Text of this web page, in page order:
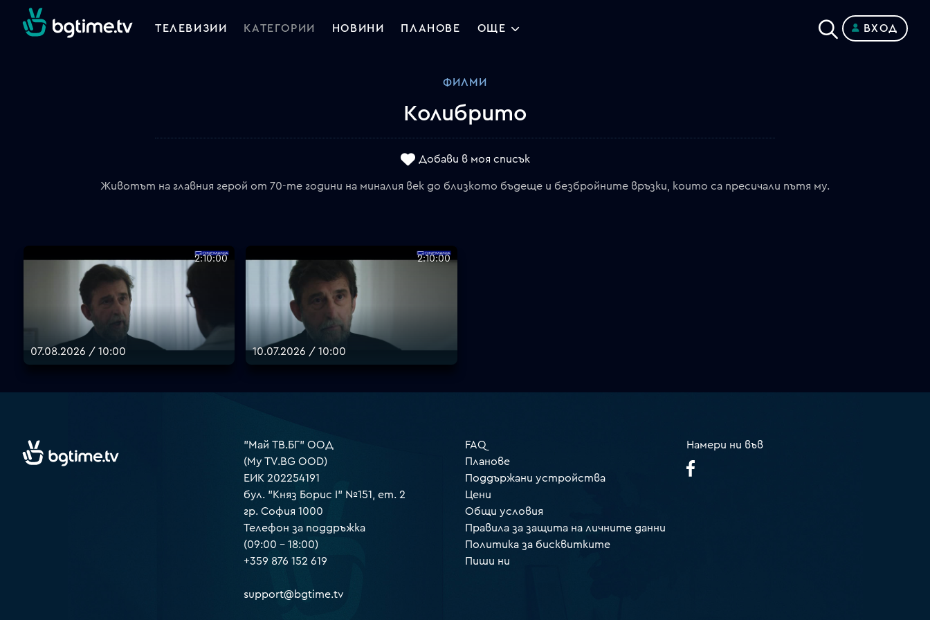
ТЕЛЕВИЗИИ КАТЕГОРИИ НОВИНИ ПЛАНОВЕ ОЩЕ ВХОД
ФИЛМИ
Колибрито
Добави в моя списък
Животът на главния герой от 70-те години на миналия век до близкото бъдеще и безбройните връзки, които са пресичали пътя му.
2:10:00
07.08.2026 / 10:00
2:10:00
10.07.2026 / 10:00
"Май ТВ.БГ" ООД
(My TV.BG OOD)
ЕИК 202254191
бул. "Княз Борис I" №151, ет. 2
гр. София 1000
Телефон за поддръжка
(09:00 – 18:00)
+359 876 152 619
support@bgtime.tv
FAQ
Планове
Поддържани устройства
Цени
Общи условия
Правила за защита на личните данни
Политика за бисквитките
Пиши ни
Намери ни във